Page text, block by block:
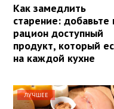
Как замедлить
старение: добавьте
рацион доступный
продукт, который
на каждой кухне
ЛУЧШЕЕ